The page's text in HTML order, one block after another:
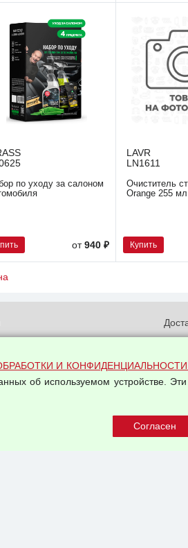
по уходу за салоном
от 940 ₽
LAVR
LN1611
Очиститель
Orange 255 мл
Купить
И
об используемом устройстве.